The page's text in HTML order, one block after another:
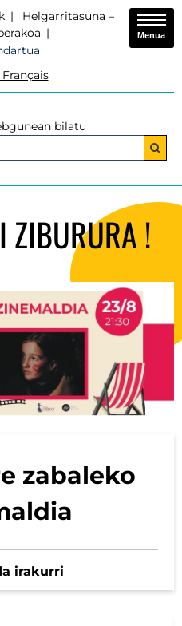
Helgarritasuna –
bilatu
Menua
ZIBURURA !
zabaleko
irakurri